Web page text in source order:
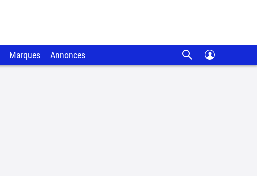
Marques Annonces